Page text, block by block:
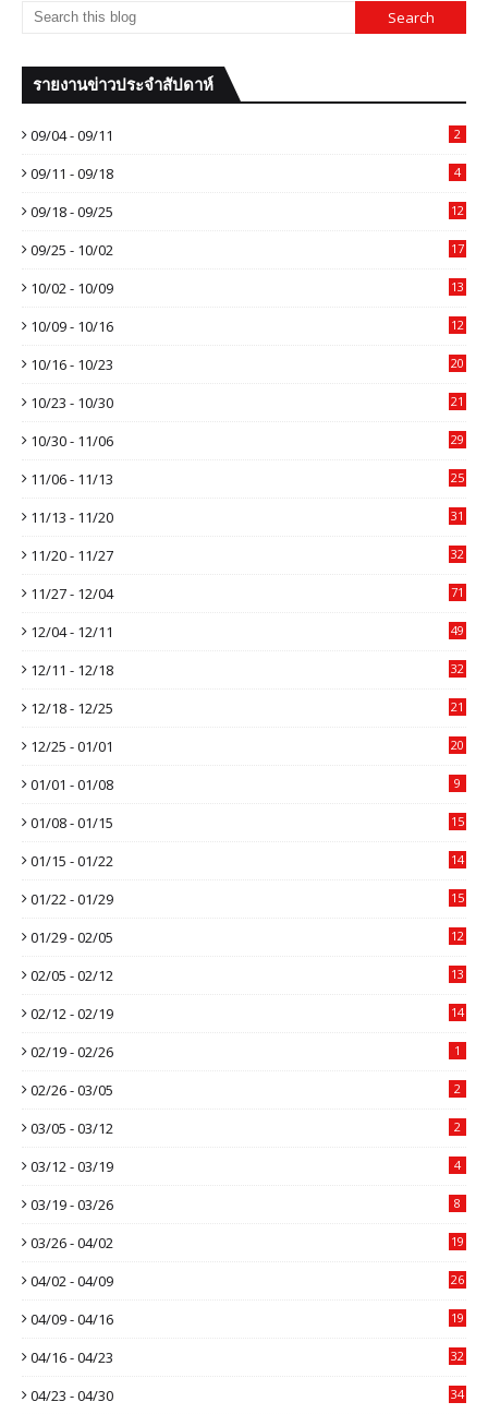
รายงานข่าวประจำสัปดาห์
09/04 - 09/11 2
09/11 - 09/18 4
09/18 - 09/25 12
09/25 - 10/02 17
10/02 - 10/09 13
10/09 - 10/16 12
10/16 - 10/23 20
10/23 - 10/30 21
10/30 - 11/06 29
11/06 - 11/13 25
11/13 - 11/20 31
11/20 - 11/27 32
11/27 - 12/04 71
12/04 - 12/11 49
12/11 - 12/18 32
12/18 - 12/25 21
12/25 - 01/01 20
01/01 - 01/08 9
01/08 - 01/15 15
01/15 - 01/22 14
01/22 - 01/29 15
01/29 - 02/05 12
02/05 - 02/12 13
02/12 - 02/19 14
02/19 - 02/26 1
02/26 - 03/05 2
03/05 - 03/12 2
03/12 - 03/19 4
03/19 - 03/26 8
03/26 - 04/02 19
04/02 - 04/09 26
04/09 - 04/16 19
04/16 - 04/23 32
04/23 - 04/30 34